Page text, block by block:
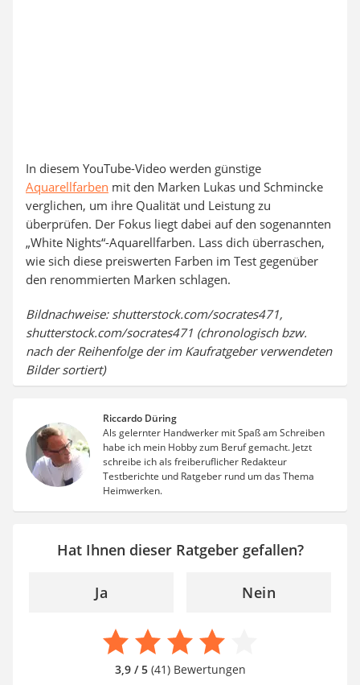
In diesem YouTube-Video werden günstige
Aquarellfarben mit den Marken Lukas und Schmincke
verglichen, um ihre Qualität und Leistung zu
überprüfen. Der Fokus liegt dabei auf den sogenannten
„White Nights“-Aquarellfarben. Lass dich überraschen,
wie sich diese preiswerten Farben im Test gegenüber
den renommierten Marken schlagen.
Bildnachweise: shutterstock.com/socrates471,
shutterstock.com/socrates471 (chronologisch bzw.
nach der Reihenfolge der im Kaufratgeber verwendeten
Bilder sortiert)
Riccardo Düring
Als gelernter Handwerker mit Spaß am Schreiben
habe ich mein Hobby zum Beruf gemacht. Jetzt
schreibe ich als freiberuflicher Redakteur
Testberichte und Ratgeber rund um das Thema
Heimwerken.
Hat Ihnen dieser Ratgeber gefallen?
Ja Nein
3,9 / 5(41) Bewertungen